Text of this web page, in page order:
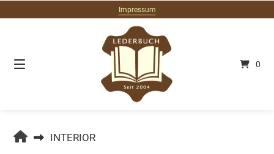
zum
Impressum
0
LEDERBUCH.DE
INTERIOR